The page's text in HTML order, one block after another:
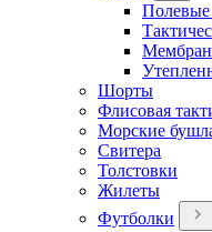
Шорты
Флисовая
Морские
Свитера
Толстовки
Жилеты
Футболки